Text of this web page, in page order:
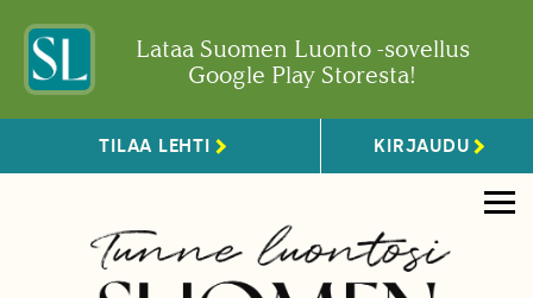
Lataa Suomen Luonto -sovellus
Google Play Storesta!
TILAA LEHTI KIRJAUDU